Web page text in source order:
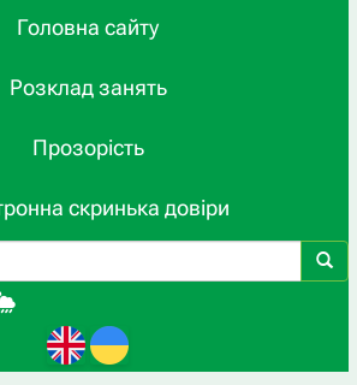
Головна сайту
Розклад занять
Прозорість
скринька довіри